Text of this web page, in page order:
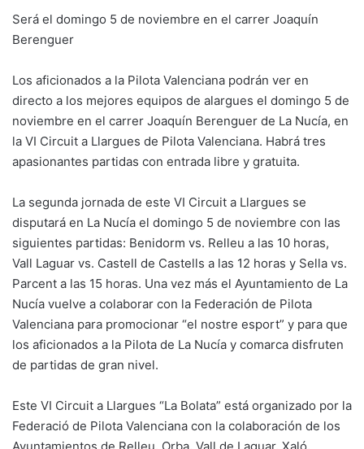
p
y
Li
n
k
ai c
b
o
o
k
at
A
p
p
e
a
m
m
ar
tir
Será el domingo 5 de noviembre en el carrer Joaquín
Berenguer
Los aficionados a la Pilota Valenciana podrán ver en
directo a los mejores equipos de alargues el domingo 5 de
noviembre en el carrer Joaquín Berenguer de La Nucía, en
la VI Circuit a Llargues de Pilota Valenciana. Habrá tres
apasionantes partidas con entrada libre y gratuita.
La segunda jornada de este VI Circuit a Llargues se
disputará en La Nucía el domingo 5 de noviembre con las
siguientes partidas: Benidorm vs. Relleu a las 10 horas,
Vall Laguar vs. Castell de Castells a las 12 horas y Sella vs.
Parcent a las 15 horas. Una vez más el Ayuntamiento de La
Nucía vuelve a colaborar con la Federación de Pilota
Valenciana para promocionar “el nostre esport” y para que
los aficionados a la Pilota de La Nucía y comarca disfruten
de partidas de gran nivel.
Este VI Circuit a Llargues “La Bolata” está organizado por la
Federació de Pilota Valenciana con la colaboración de los